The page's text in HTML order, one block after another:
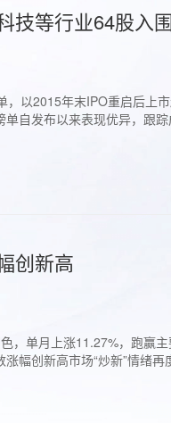
技等行业64股入
以2015年末IPO重启后上
自发布以来表现优异，跟
创新高
，单月上涨11.27%，跑赢
幅创新高市场“炒新”情绪